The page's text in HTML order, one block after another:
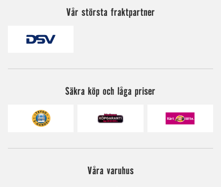
Vår största fraktpartner
Säkra köp och låga priser
Våra varuhus